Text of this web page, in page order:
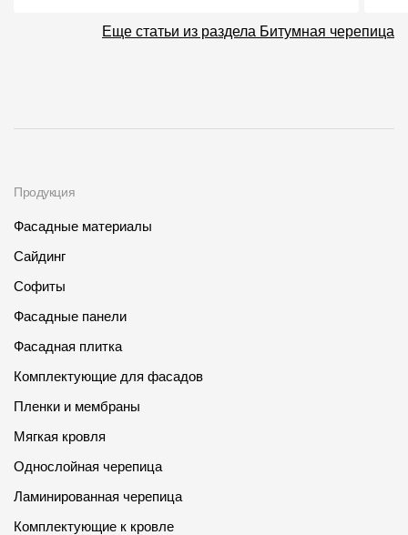
Еще статьи из раздела Битумная черепица
Продукция
Фасадные материалы
Сайдинг
Софиты
Фасадные панели
Фасадная плитка
Комплектующие для фасадов
Пленки и мембраны
Мягкая кровля
Однослойная черепица
Ламинированная черепица
Комплектующие к кровле